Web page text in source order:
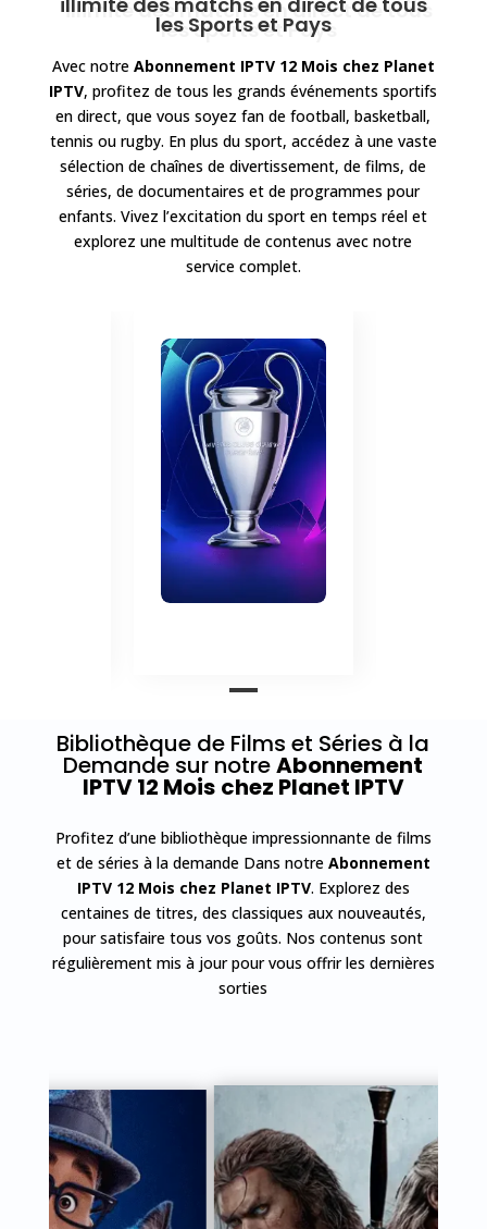
les Sports et Pays
Avec notre Abonnement IPTV 12 Mois chez Planet
IPTV, profitez de tous les grands événements sportifs
en direct, que vous soyez fan de football, basketball,
tennis ou rugby. En plus du sport, accédez à une vaste
sélection de chaînes de divertissement, de films, de
séries, de documentaires et de programmes pour
enfants. Vivez l’excitation du sport en temps réel et
explorez une multitude de contenus avec notre
service complet.
Bibliothèque de Films et Séries à la
Demande sur notreAbonnement
IPTV 12 Mois chez Planet IPTV
Profitez d’une bibliothèque impressionnante de films
et de séries à la demande Dans notre Abonnement
IPTV 12 Mois chez Planet IPTV. Explorez des
centaines de titres, des classiques aux nouveautés,
pour satisfaire tous vos goûts. Nos contenus sont
régulièrement mis à jour pour vous offrir les dernières
sorties